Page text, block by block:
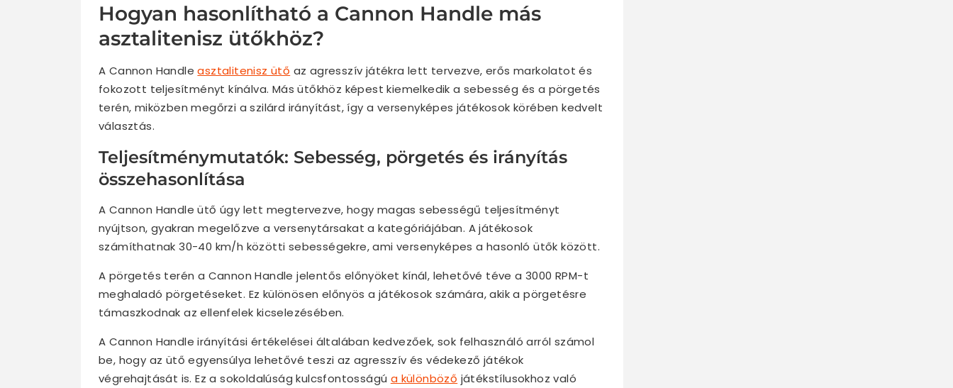
Hogyan hasonlítható a Cannon Handle más
asztalitenisz ütőkhöz?
A Cannon Handleasztalitenisz ütő az agresszív játékra lett tervezve, erős markolatot és
fokozott teljesítményt kínálva. Más ütőkhöz képest kiemelkedik a sebesség és a pörgetés
terén, miközben megőrzi a szilárd irányítást, így a versenyképes játékosok körében kedvelt
választás.
Teljesítménymutatók: Sebesség, pörgetés és irányítás
összehasonlítása
A Cannon Handle ütő úgy lett megtervezve, hogy magas sebességű teljesítményt
nyújtson, gyakran megelőzve a versenytársakat a kategóriájában. A játékosok
számíthatnak 30-40 km/h közötti sebességekre, ami versenyképes a hasonló ütők között.
A pörgetés terén a Cannon Handle jelentős előnyöket kínál, lehetővé téve a 3000 RPM-t
meghaladó pörgetéseket. Ez különösen előnyös a játékosok számára, akik a pörgetésre
támaszkodnak az ellenfelek kicselezésében.
A Cannon Handle irányítási értékelései általában kedvezőek, sok felhasználó arról számol
be, hogy az ütő egyensúlya lehetővé teszi az agresszív és védekező játékok
végrehajtását is. Ez a sokoldalúság kulcsfontosságú a különböző játékstílusokhoz való